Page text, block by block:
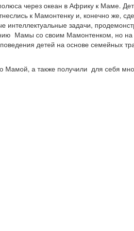
через океан в Африку к Маме.
к Мамонтенку и, конечно же,
задачи,
Мамы со своим Мамонтенком, но
детей на основе семейных
а также получили для себя